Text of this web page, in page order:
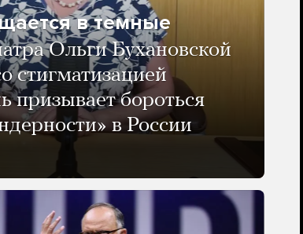
в темные
Ольги Бухановской
стигматизацией
призывает бороться
в России